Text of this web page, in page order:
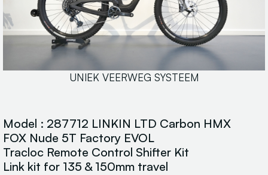
UNIEK VEERWEG SYSTEEM
Model : 287712 LINKIN LTD Carbon HMX
FOX Nude 5T Factory EVOL
Tracloc Remote Control Shifter Kit
Link kit for 135 & 150mm travel